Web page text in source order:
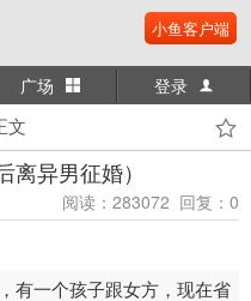
小鱼客户端
广场
登录
文
异男征婚）
阅读：283072 回复：0
有一个孩子跟女方，现在省